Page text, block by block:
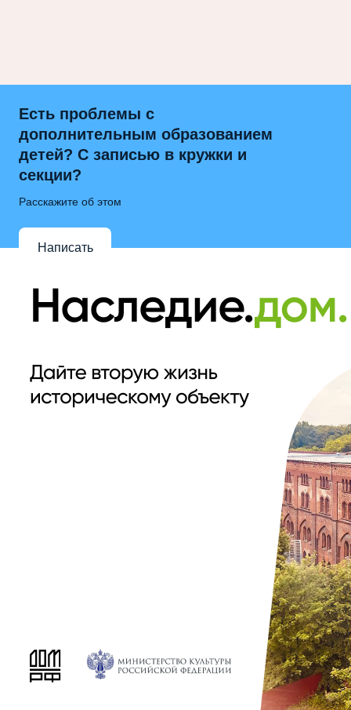
Есть проблемы с
дополнительным образованием
детей? С записью в кружки и
секции?
Расскажите об этом
Написать